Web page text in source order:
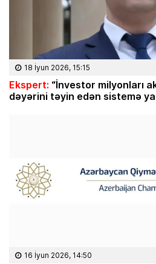
18 İyun 2026, 15:15
Ekspert: “İnvestor milyonları
dəyərini təyin edən sistemə
16 İyun 2026, 14:50